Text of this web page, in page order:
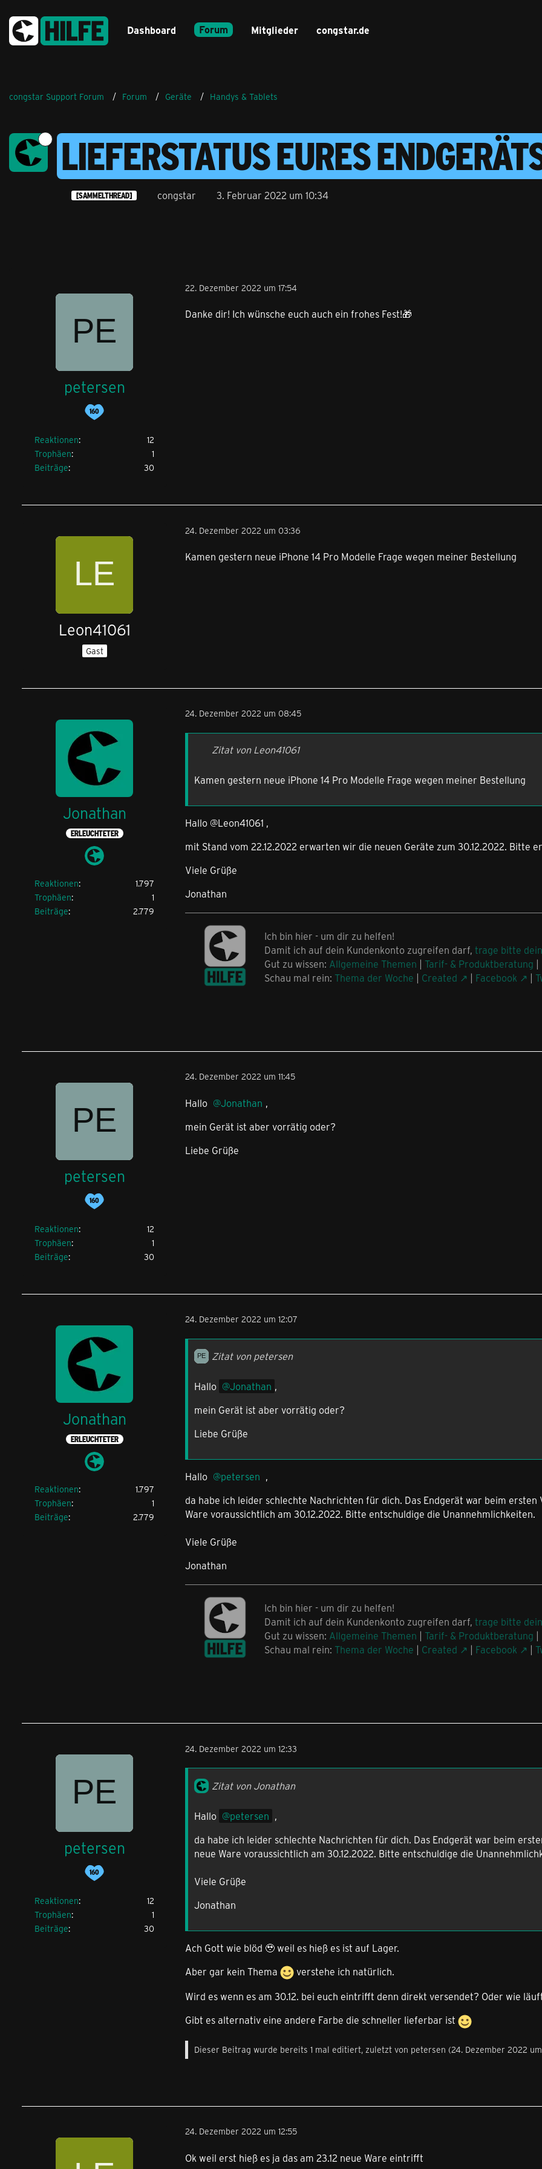
Dashboard Forum Mitglieder congstar.de
congstar Support Forum Forum Geräte Handys & Tablets
LIEFERSTATUS EURES
[SAMMELTHREAD] congstar 3. Februar 2022 um 10:34
petersen
Reaktionen
12
Trophäen
1
Beiträge
30
22. Dezember 2022 um 17:54
Danke dir! Ich wünsche euch auch ein frohes Fest!🎁
Leon41061
Gast
24. Dezember 2022 um 03:36
Kamen gestern neue iPhone 14 Pro Modelle Frage wegen meiner Bestellung
Jonathan
ERLEUCHTETER
Reaktionen
1.797
Trophäen
1
Beiträge
2.779
24. Dezember 2022 um 08:45
Zitat von Leon41061
Kamen gestern neue iPhone 14 Pro Modelle Frage wegen meiner Bestellung
Hallo @Leon41061 ,
mit Stand vom 22.12.2022 erwarten wir die neuen Geräte zum 30.12.2022. Bitte
Viele Grüße
Jonathan
Ich bin hier - um dir zu helfen!
Damit ich auf dein Kundenkonto zugreifen darf, trage bitte
Gut zu wissen: Allgemeine Themen | Tarif- & Produktberatung |
Schau mal rein: Thema der Woche | Created | Facebook |
petersen
Reaktionen
12
Trophäen
1
Beiträge
30
24. Dezember 2022 um 11:45
Hallo Jonathan ,
mein Gerät ist aber vorrätig oder?
Liebe Grüße
Jonathan
ERLEUCHTETER
Reaktionen
1.797
Trophäen
1
Beiträge
2.779
24. Dezember 2022 um 12:07
Zitat von petersen
Hallo Jonathan ,
mein Gerät ist aber vorrätig oder?
Liebe Grüße
Hallo petersen ,
da habe ich leider schlechte Nachrichten für dich. Das Endgerät war beim
Ware voraussichtlich am 30.12.2022. Bitte entschuldige die Unannehmlichkeiten.
Viele Grüße
Jonathan
Ich bin hier - um dir zu helfen!
Damit ich auf dein Kundenkonto zugreifen darf, trage bitte
Gut zu wissen: Allgemeine Themen | Tarif- & Produktberatung |
Schau mal rein: Thema der Woche | Created | Facebook |
petersen
Reaktionen
12
Trophäen
1
Beiträge
30
24. Dezember 2022 um 12:33
Zitat von Jonathan
Hallo petersen ,
da habe ich leider schlechte Nachrichten für dich. Das Endgerät war beim
neue Ware voraussichtlich am 30.12.2022. Bitte entschuldige die
Viele Grüße
Jonathan
Ach Gott wie blöd 🥹 weil es hieß es ist auf Lager.
Aber gar kein Thema
verstehe ich natürlich.
Wird es wenn es am 30.12. bei euch eintrifft denn direkt versendet? Oder wie
Gibt es alternativ eine andere Farbe die schneller lieferbar ist
Dieser Beitrag wurde bereits 1 mal editiert, zuletzt von petersen (24. Dezember 2022
24. Dezember 2022 um 12:55
Ok weil erst hieß es ja das am 23.12 neue Ware eintrifft